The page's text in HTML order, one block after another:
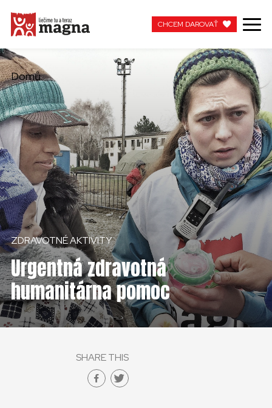
CHCEM DAROVAŤ
MOJA MAGNA
PRACUJTE S NAMI
CHCEM DAROVAŤ
Domů
ZDRAVOTNÉ AKTIVITY
Urgentná zdravotná
humanitárna pomoc
SHARE THIS